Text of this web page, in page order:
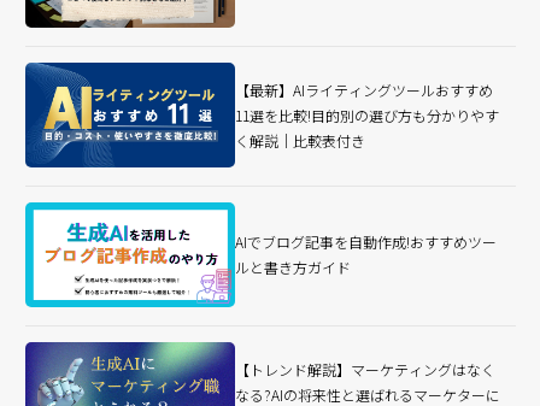
【最新】AIライティングツールおすすめ
11選を比較!目的別の選び方も分かりやす
く解説｜比較表付き
AIでブログ記事を自動作成!おすすめツー
ルと書き方ガイド
【トレンド解説】マーケティングはなく
なる?AIの将来性と選ばれるマーケターに